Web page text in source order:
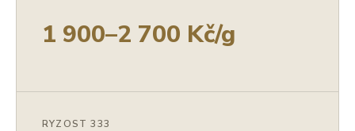
1 900–2 700 Kč/g
RYZOST 333